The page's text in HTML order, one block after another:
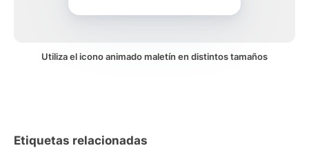
Utiliza el icono animado maletín en distintos tamaños
Etiquetas relacionadas